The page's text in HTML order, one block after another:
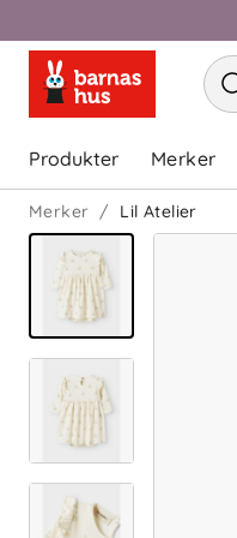
Produkter Merker
Merker Lil Atelier